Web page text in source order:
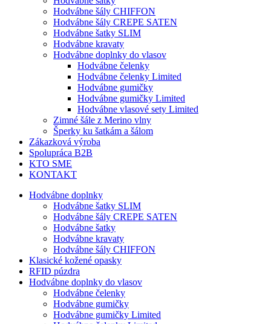
Hodvábne šály CHIFFON
Hodvábne šály CREPE SATEN
Hodvábne šatky SLIM
Hodvábne kravaty
Hodvábne doplnky do vlasov
Hodvábne čelenky
Hodvábne čelenky Limited
Hodvábne gumičky
Hodvábne gumičky Limited
Hodvábne vlasové sety Limited
Zimné šále z Merino vlny
Šperky ku šatkám a šálom
Zákazková výroba
Spolupráca B2B
KTO SME
KONTAKT
Hodvábne doplnky
Hodvábne šatky SLIM
Hodvábne šály CREPE SATEN
Hodvábne šatky
Hodvábne kravaty
Hodvábne šály CHIFFON
Klasické kožené opasky
RFID púzdra
Hodvábne doplnky do vlasov
Hodvábne čelenky
Hodvábne gumičky
Hodvábne gumičky Limited